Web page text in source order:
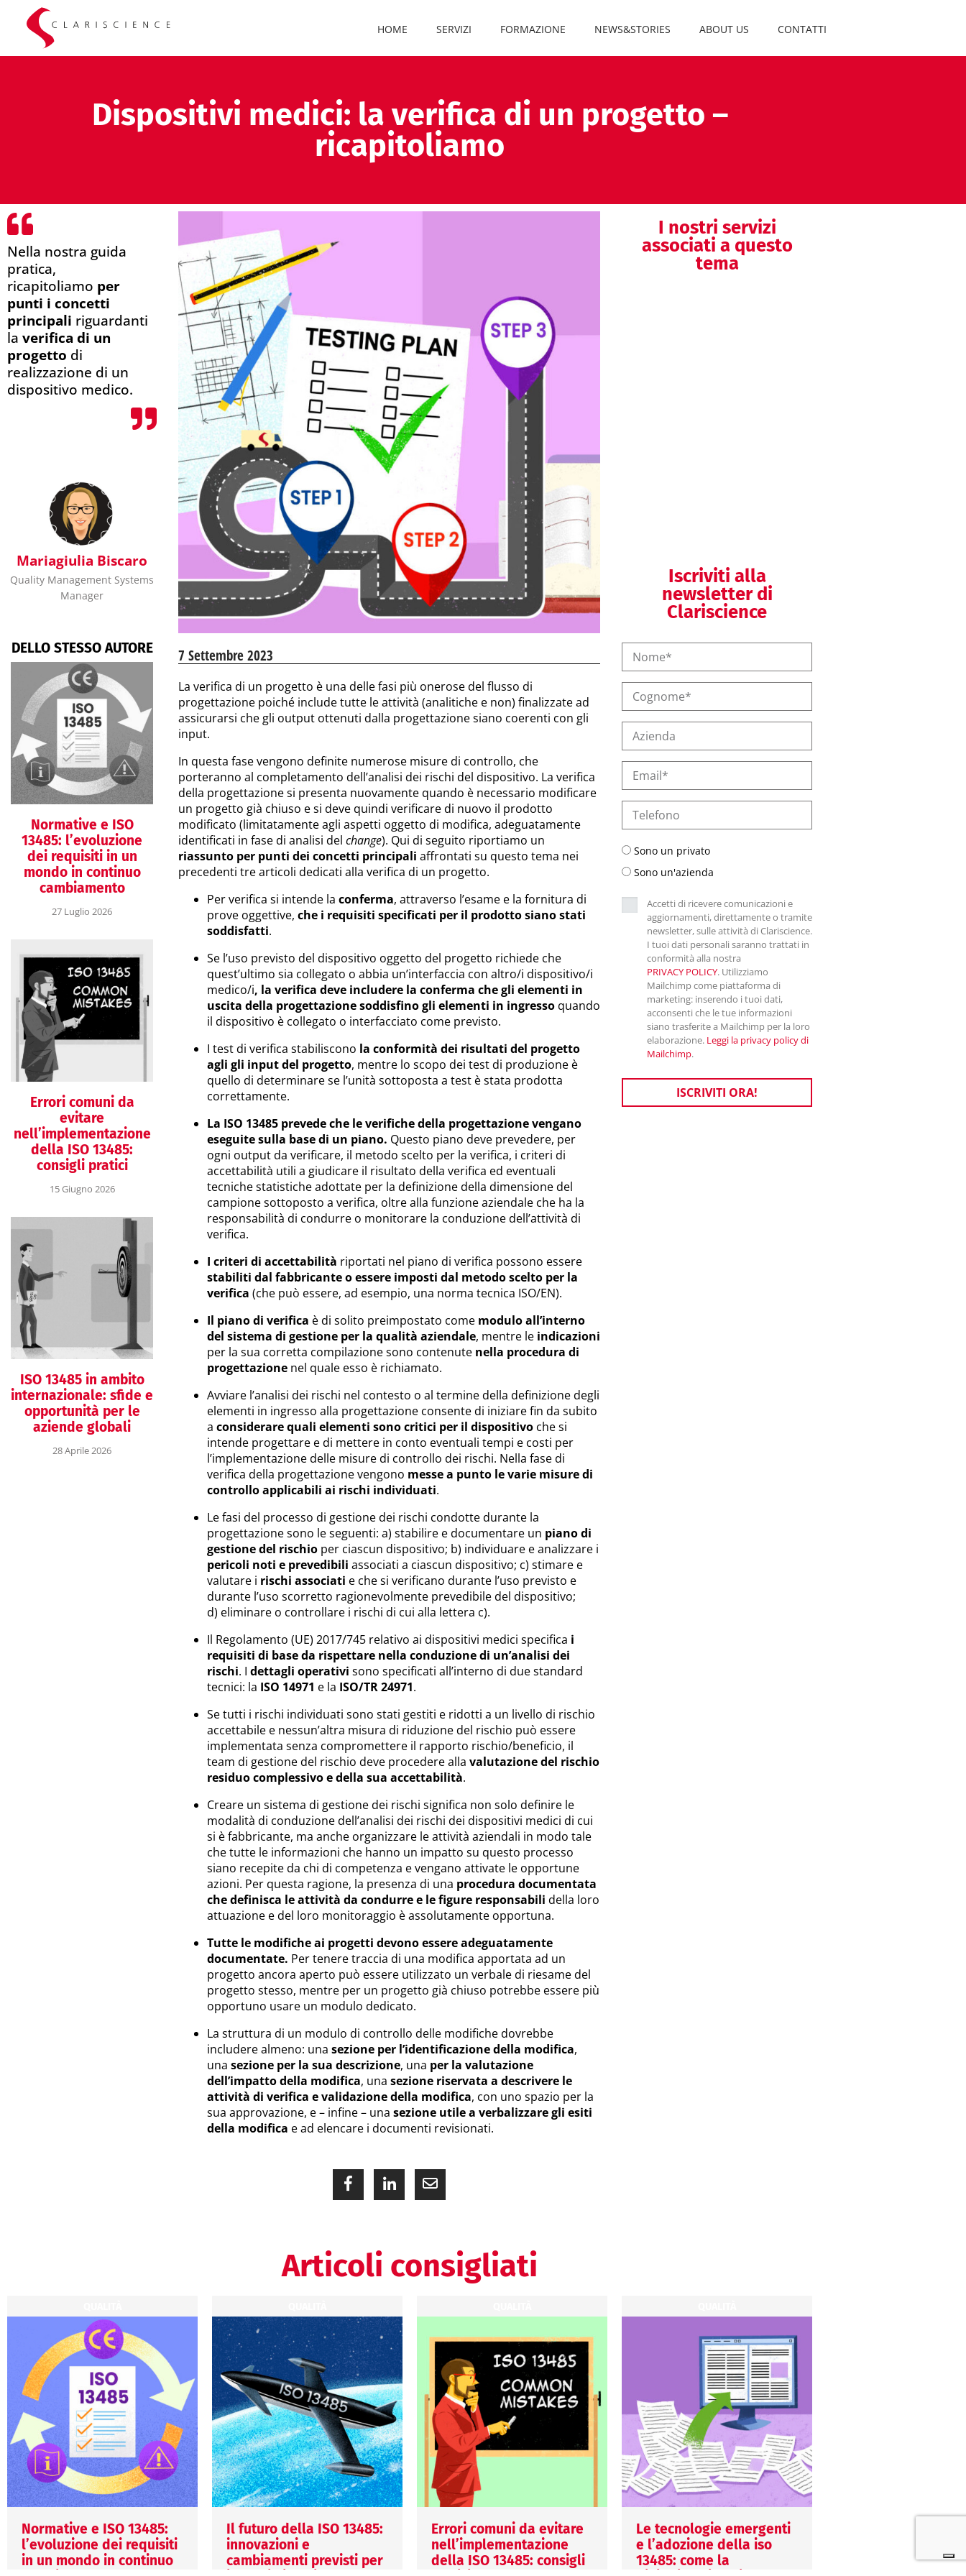
HOME SERVIZI FORMAZIONE NEWS&STORIES ABOUT US CONTATTI
Dispositivi medici: la verifica di un progetto –
ricapitoliamo
Nella nostra guida
pratica,
ricapitoliamo per
punti i concetti
principali riguardanti
la verifica di un
progetto di
realizzazione di un
dispositivo medico.
Mariagiulia Biscaro
Quality Management Systems
Manager
DELLO STESSO AUTORE
Normative e ISO
13485: l’evoluzione
dei requisiti in un
mondo in continuo
cambiamento
27 Luglio 2026
Errori comuni da
evitare
nell’implementazione
della ISO 13485:
consigli pratici
15 Giugno 2026
ISO 13485 in ambito
internazionale: sfide e
opportunità per le
aziende globali
28 Aprile 2026
7 Settembre 2023
La verifica di un progetto è una delle fasi più onerose del flusso di
progettazione poiché include tutte le attività (analitiche e non) finalizzate ad
assicurarsi che gli output ottenuti dalla progettazione siano coerenti con gli
input.
In questa fase vengono definite numerose misure di controllo, che
porteranno al completamento dell’analisi dei rischi del dispositivo. La verifica
della progettazione si presenta nuovamente quando è necessario modificare
un progetto già chiuso e si deve quindi verificare di nuovo il prodotto
modificato (limitatamente agli aspetti oggetto di modifica, adeguatamente
identificati in fase di analisi del change). Qui di seguito riportiamo un
riassunto per punti dei concetti principali affrontati su questo tema nei
precedenti tre articoli dedicati alla verifica di un progetto.
Per verifica si intende la conferma, attraverso l’esame e la fornitura di
prove oggettive, che i requisiti specificati per il prodotto siano stati
soddisfatti.
Se l’uso previsto del dispositivo oggetto del progetto richiede che
quest’ultimo sia collegato o abbia un’interfaccia con altro/i dispositivo/i
medico/i, la verifica deve includere la conferma che gli elementi in
uscita della progettazione soddisfino gli elementi in ingresso quando
il dispositivo è collegato o interfacciato come previsto.
I test di verifica stabiliscono la conformità dei risultati del progetto
agli gli input del progetto, mentre lo scopo dei test di produzione è
quello di determinare se l’unità sottoposta a test è stata prodotta
correttamente.
La ISO 13485 prevede che le verifiche della progettazione vengano
eseguite sulla base di un piano. Questo piano deve prevedere, per
ogni output da verificare, il metodo scelto per la verifica, i criteri di
accettabilità utili a giudicare il risultato della verifica ed eventuali
tecniche statistiche adottate per la definizione della dimensione del
campione sottoposto a verifica, oltre alla funzione aziendale che ha la
responsabilità di condurre o monitorare la conduzione dell’attività di
verifica.
I criteri di accettabilità riportati nel piano di verifica possono essere
stabiliti dal fabbricante o essere imposti dal metodo scelto per la
verifica (che può essere, ad esempio, una norma tecnica ISO/EN).
Il piano di verifica è di solito preimpostato come modulo all’interno
del sistema di gestione per la qualità aziendale, mentre le indicazioni
per la sua corretta compilazione sono contenute nella procedura di
progettazione nel quale esso è richiamato.
Avviare l’analisi dei rischi nel contesto o al termine della definizione degli
elementi in ingresso alla progettazione consente di iniziare fin da subito
a considerare quali elementi sono critici per il dispositivo che si
intende progettare e di mettere in conto eventuali tempi e costi per
l’implementazione delle misure di controllo dei rischi. Nella fase di
verifica della progettazione vengono messe a punto le varie misure di
controllo applicabili ai rischi individuati.
Le fasi del processo di gestione dei rischi condotte durante la
progettazione sono le seguenti: a) stabilire e documentare un piano di
gestione del rischio per ciascun dispositivo; b) individuare e analizzare i
pericoli noti e prevedibili associati a ciascun dispositivo; c) stimare e
valutare i rischi associati e che si verificano durante l’uso previsto e
durante l’uso scorretto ragionevolmente prevedibile del dispositivo;
d) eliminare o controllare i rischi di cui alla lettera c).
Il Regolamento (UE) 2017/745 relativo ai dispositivi medici specifica i
requisiti di base da rispettare nella conduzione di un’analisi dei
rischi. I dettagli operativi sono specificati all’interno di due standard
tecnici: la ISO 14971 e la ISO/TR 24971.
Se tutti i rischi individuati sono stati gestiti e ridotti a un livello di rischio
accettabile e nessun’altra misura di riduzione del rischio può essere
implementata senza compromettere il rapporto rischio/beneficio, il
team di gestione del rischio deve procedere alla valutazione del rischio
residuo complessivo e della sua accettabilità.
Creare un sistema di gestione dei rischi significa non solo definire le
modalità di conduzione dell’analisi dei rischi dei dispositivi medici di cui
si è fabbricante, ma anche organizzare le attività aziendali in modo tale
che tutte le informazioni che hanno un impatto su questo processo
siano recepite da chi di competenza e vengano attivate le opportune
azioni. Per questa ragione, la presenza di una procedura documentata
che definisca le attività da condurre e le figure responsabili della loro
attuazione e del loro monitoraggio è assolutamente opportuna.
Tutte le modifiche ai progetti devono essere adeguatamente
documentate. Per tenere traccia di una modifica apportata ad un
progetto ancora aperto può essere utilizzato un verbale di riesame del
progetto stesso, mentre per un progetto già chiuso potrebbe essere più
opportuno usare un modulo dedicato.
La struttura di un modulo di controllo delle modifiche dovrebbe
includere almeno: una sezione per l’identificazione della modifica,
una sezione per la sua descrizione, una per la valutazione
dell’impatto della modifica, una sezione riservata a descrivere le
attività di verifica e validazione della modifica, con uno spazio per la
sua approvazione, e – infine – una sezione utile a verbalizzare gli esiti
della modifica e ad elencare i documenti revisionati.
I nostri servizi
associati a questo
tema
Iscriviti alla
newsletter di
Clariscience
Sono un privato
Sono un'azienda
Accetti di ricevere comunicazioni e
aggiornamenti, direttamente o tramite
newsletter, sulle attività di Clariscience.
I tuoi dati personali saranno trattati in
conformità alla nostra
PRIVACY POLICY. Utilizziamo
Mailchimp come piattaforma di
marketing: inserendo i tuoi dati,
acconsenti che le tue informazioni
siano trasferite a Mailchimp per la loro
elaborazione. Leggi la privacy policy di
Mailchimp.
ISCRIVITI ORA!
Articoli consigliati
Normative e ISO 13485:
l’evoluzione dei requisiti
in un mondo in continuo
Il futuro della ISO 13485:
innovazioni e
cambiamenti previsti per
Errori comuni da evitare
nell’implementazione
della ISO 13485: consigli
Le tecnologie emergenti
e l’adozione della iso
13485: come la
in un mondo in